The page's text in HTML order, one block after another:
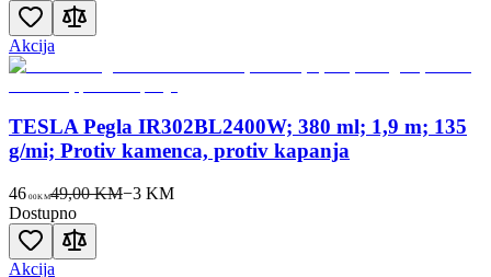
Akcija
TESLA Pegla IR302BL2400W; 380 ml; 1,9 m; 135
g/mi; Protiv kamenca, protiv kapanja
46 00KM49,00 KM−3KM
Dostupno
Akcija